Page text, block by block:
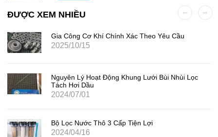
ĐƯỢC XEM NHIỀU
Gia Công Cơ Khí Chính Xác Theo Yêu Cầu
2025/10/15
Nguyên Lý Hoạt Động Khung Lưới Bùi Nhùi Lọc
Tách Hơi Dầu
2024/07/01
Bộ Lọc Nước Thô 3 Cấp Tiện Lợi
2024/04/16